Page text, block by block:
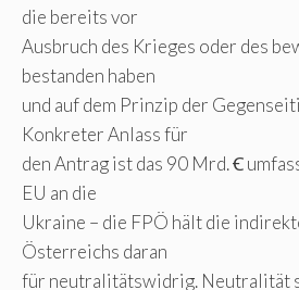
die bereits vor
Ausbruch des Krieges oder des
bestanden haben
und auf dem Prinzip der
Konkreter Anlass für
den Antrag ist das 90 Mrd. Ꞓ
EU an die
Ukraine – die FPÖ hält die
Österreichs daran
für neutralitätswidrig. Neutralität